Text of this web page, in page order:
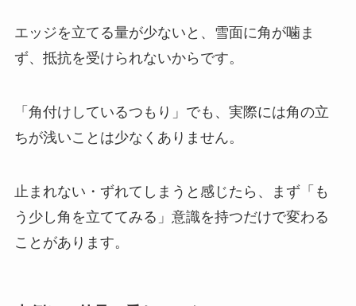
エッジを立てる量が少ないと、雪面に角が噛ま
ず、抵抗を受けられないからです。
「角付けしているつもり」でも、実際には角の立
ちが浅いことは少なくありません。
止まれない・ずれてしまうと感じたら、まず「も
う少し角を立ててみる」意識を持つだけで変わる
ことがあります。